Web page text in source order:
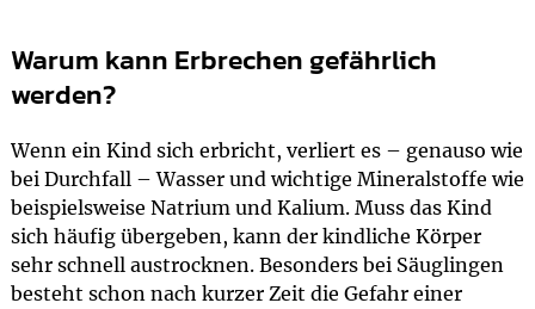
Warum kann Erbrechen gefährlich
werden?
Wenn ein Kind sich erbricht, verliert es – genauso wie
bei Durchfall – Wasser und wichtige Mineralstoffe wie
beispielsweise Natrium und Kalium. Muss das Kind
sich häufig übergeben, kann der kindliche Körper
sehr schnell austrocknen. Besonders bei Säuglingen
besteht schon nach kurzer Zeit die Gefahr einer